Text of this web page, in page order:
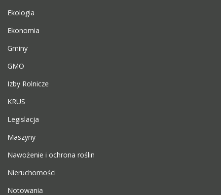
Ekologia
Ekonomia
Gminy
GMO
Izby Rolnicze
KRUS
Legislacja
Maszyny
Nawożenie i ochrona roślin
Nieruchomości
Notowania